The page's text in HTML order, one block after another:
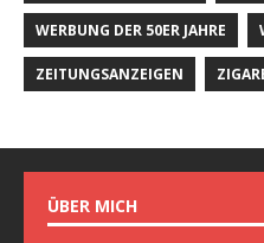
WERBUNG DER 50ER JAHRE
ZEITUNGSANZEIGEN
ÜBER MICH